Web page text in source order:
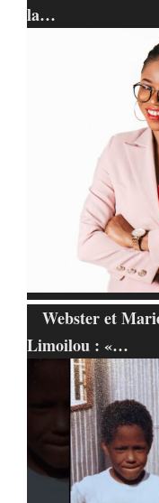
la…
Webster et
Limoilou : «…